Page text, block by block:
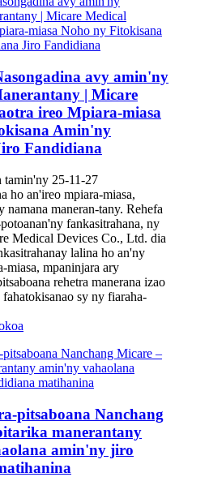
avy amin'ny
| Micare
ireo Mpiara-miasa
Amin'ny
Fandidiana
tamin'ny 25-11-27
ho an'ireo mpiara-miasa,
namana maneran-tany. Rehefa
fankasitrahana, ny
Medical Devices Co., Ltd. dia
lalina ho an'ny
miasa, mpaninjara ary
rehetra manerana izao
sy ny fiaraha-
pitsaboana Nanchang
manerantany
amin'ny jiro